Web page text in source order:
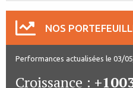
NOS
Performances actualisées le 03/
Croissance :